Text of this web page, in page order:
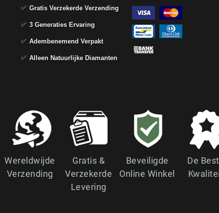
✅ Gratis Verzekerde Verzending
✅ 3 Generaties Ervaring
✅ Adembenemend Verpakt
✅ Alleen Natuurlijke Diamanten
Wereldwijde
Verzending
Gratis &
Verzekerde
Levering
Beveiligde
Online Winkel
De